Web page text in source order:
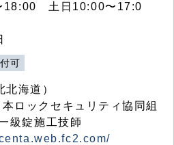
18:00 土日10:00〜17:0
可
海道）
ロックセキュリティ協同組
級錠施工技師